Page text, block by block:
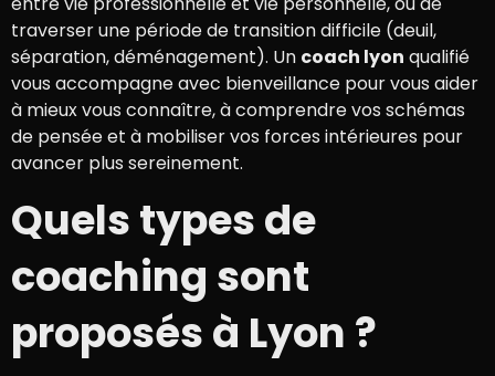
traverser une période de transition difficile (deuil,
séparation, déménagement). Un coach lyon qualifié
vous accompagne avec bienveillance pour vous aider
à mieux vous connaître, à comprendre vos schémas
de pensée et à mobiliser vos forces intérieures pour
avancer plus sereinement.
Quels types de
coaching sont
proposés à Lyon ?